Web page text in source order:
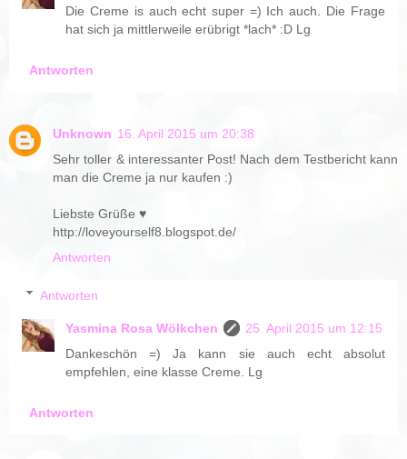
Die Creme is auch echt super =) Ich auch. Die Frage
hat sich ja mittlerweile erübrigt *lach* :D Lg
Antworten
Unknown 16. April 2015 um 20:38
Sehr toller & interessanter Post! Nach dem Testbericht kann
man die Creme ja nur kaufen :)
Liebste Grüße ♥
http://loveyourself8.blogspot.de/
Antworten
Antworten
Yasmina Rosa Wölkchen
25. April 2015 um 12:15
Dankeschön =) Ja kann sie auch echt absolut
empfehlen, eine klasse Creme. Lg
Antworten